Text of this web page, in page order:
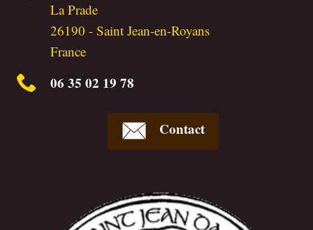
La Prade
26190 -Saint Jean-en-Royans
France
06 35 02 19 78
Contact